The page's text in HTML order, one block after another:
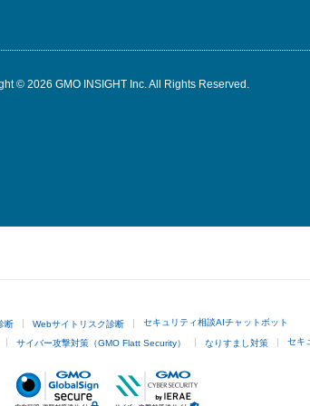
© 2026 GMO INSIGHT Inc. All Rights Reserved.
断 Webサイトリスク診断 セキュリティ相談AIチャットボット
サイバー攻撃対策（GMO Flatt Security） なりすまし対策 セキ